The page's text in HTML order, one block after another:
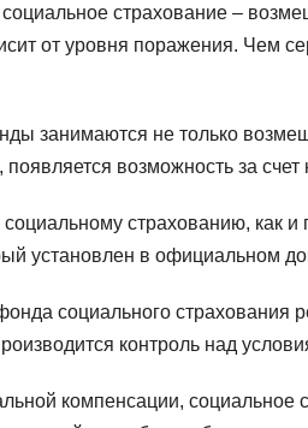
социальное страхование –
от уровня поражения. Чем
занимаются не только
появляется возможность за
страхованию, как
установлен в официальном
социального страхования
контроль над
компенсации, социальное